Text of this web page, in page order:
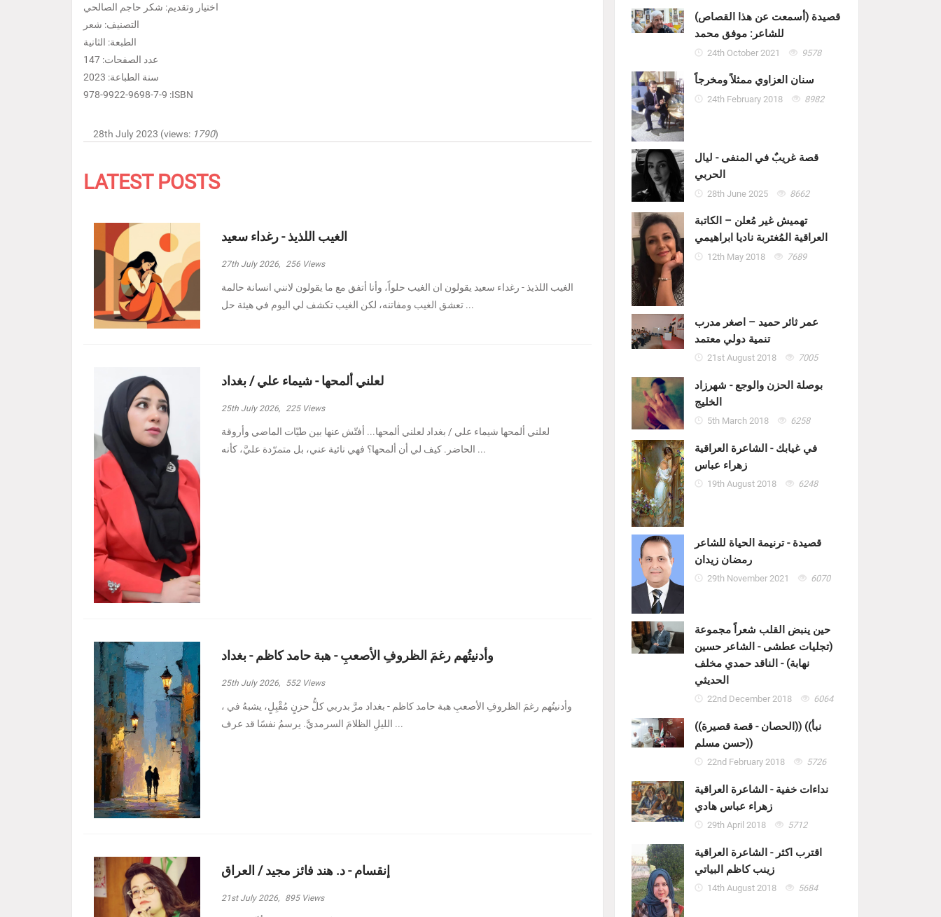
اختيار وتقديم: شكر حاجم الصالحي
التصنيف: شعر
الطبعة: الثانية
عدد الصفحات: 147
سنة الطباعة: 2023
978-9922-9698-7-9 :ISBN
28th July 2023 (views: 1790)
LATEST POSTS
الغيب اللذيذ - رغداء سعيد
27th July 2026, 256Views
الغيب اللذيذ - رغداء سعيد يقولون ان الغيب حلواً، وأنا أتفق مع ما يقولون لانني انسانة حالمة
تعشق الغيب ومفاتنه، لكن الغيب تكشف لي اليوم في هيئة حل ...
لعلني ألمحها - شيماء علي / بغداد
25th July 2026, 225Views
لعلني ألمحها شيماء علي / بغداد لعلني ألمحها... أفتّش عنها بين طيّات الماضي وأروقة
الحاضر. كيف لي أن ألمحها؟ فهي نائية عني، بل متمرّدة عليَّ، كأنه ...
وأدنيتُهم رغمَ الظروفِ الأصعبِ - هبة حامد كاظم - بغداد
25th July 2026, 552Views
، وأدنيتُهم رغمَ الظروفِ الأصعبِ هبة حامد كاظم - بغداد مرَّ بدربي كلُّ حزنٍ مُقْبِلٍ، يشبهُ في
الليلِ الظلامَ السرمديَّ. يرسمُ نفسًا قد عرف ...
إنقسام - د. هند فائز مجيد / العراق
21st July 2026, 895Views
قصيدة (أسمعت عن هذا القصاص)
للشاعر: موفق محمد
24th October 2021 9578
سنان العزاوي ممثلاً ومخرجاً
24th February 2018 8982
قصة غريبٌ في المنفى - ليال
الحربي
28th June 2025 8662
تهميش غير مُعلن – الكاتبة
العراقية المُغتربة ناديا ابراهيمي
12th May 2018 7689
عمر ثائر حميد – اصغر مدرب
تنمية دولي معتمد
21st August 2018 7005
بوصلة الحزن والوجع - شهرزاد
الخليج
5th March 2018 6258
في غيابك - الشاعرة العراقية
زهراء عباس
19th August 2018 6248
قصيدة - ترنيمة الحياة للشاعر
رمضان زيدان
29th November 2021 6070
حين ينبض القلب شعراً مجموعة
(تجليات عطشى - الشاعر حسين
نهابة) - الناقد حمدي مخلف
الحديثي
22nd December 2018 6064
((الحصان - قصة قصيرة)) ((نبأ
حسن مسلم))
22nd February 2018 5726
نداءات خفية - الشاعرة العراقية
زهراء عباس هادي
29th April 2018 5712
اقترب اكثر - الشاعرة العراقية
زينب كاظم البياتي
14th August 2018 5684